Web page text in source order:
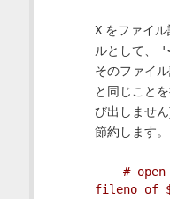
Xをファイル
ルとして、
そのファイ
と同じこと
び出しませ
節約します
#
fileno of